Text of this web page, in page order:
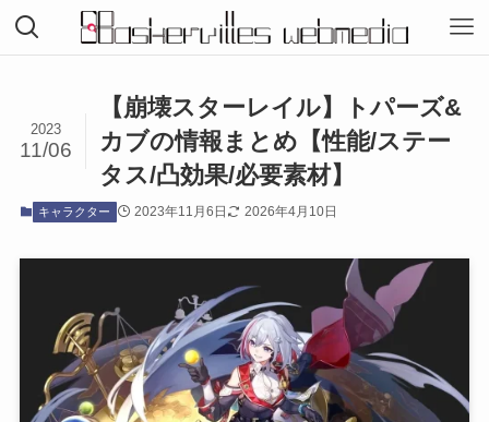
【崩壊スターレイル】トパーズ&
カブの情報まとめ【性能/ステー
タス/凸効果/必要素材】
2023
11/06
キャラクター 2023年11月6日 2026年4月10日